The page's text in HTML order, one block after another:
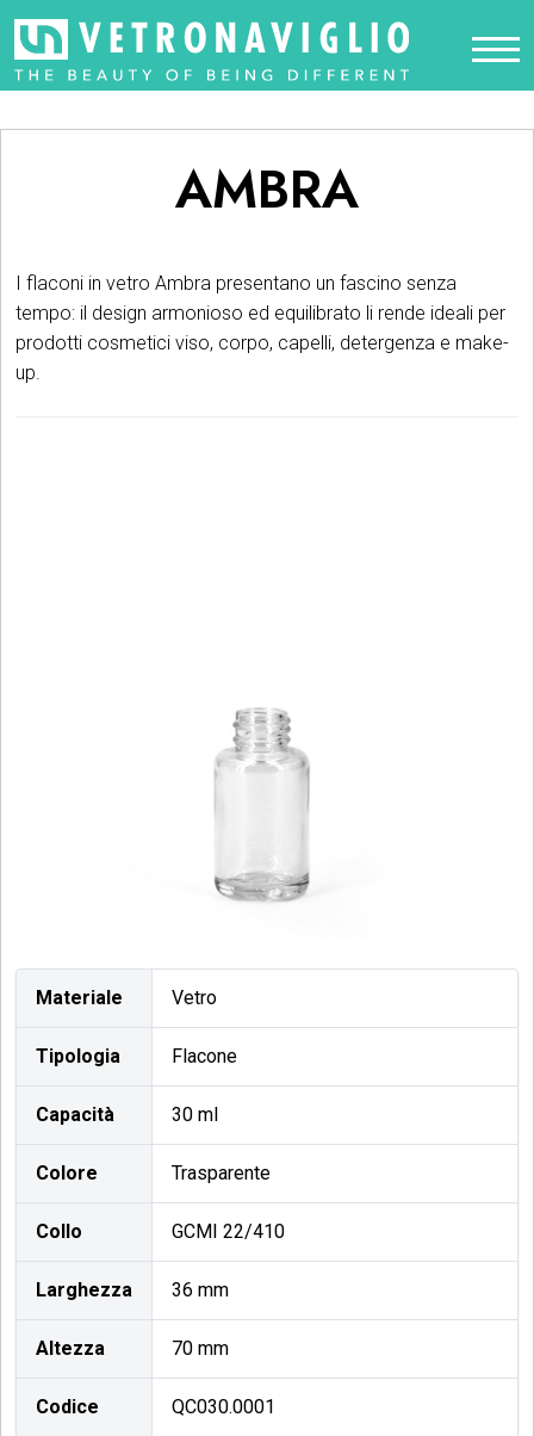
AMBRA
I flaconi in vetro Ambra presentano un fascino senza
tempo: il design armonioso ed equilibrato li rende ideali per
prodotti cosmetici viso, corpo, capelli, detergenza e make-
up.
Materiale Vetro
Tipologia Flacone
Capacità 30 ml
Colore Trasparente
Collo GCMI 22/410
Larghezza 36 mm
Altezza 70 mm
Codice QC030.0001